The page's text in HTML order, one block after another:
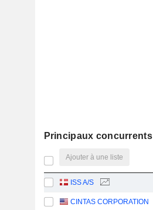
Principaux concurrents
Ajouter à une liste
ISS A/S
CINTAS CORPORATION